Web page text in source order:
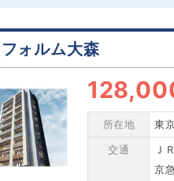
ォルム大森
所在地
東
交通
Ｊ
京